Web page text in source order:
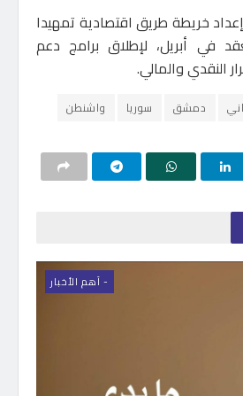
خريطة طريق اقتصادية تمهيدا
في أبريل، لإطلاق برامج دعم
النقدي والمالي.
دمشق سوريا واشنطن
- اَهم الأخبار